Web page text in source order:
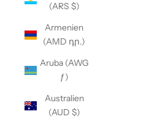
(ARS $)
Armenien
(AMD դր.)
Aruba (AWG
ƒ)
Australien
(AUD $)